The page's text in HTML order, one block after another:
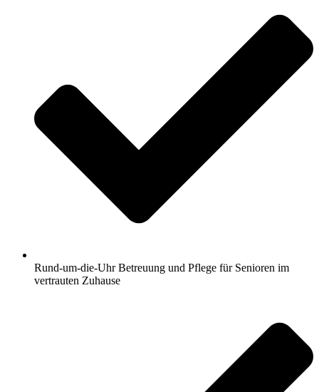
Rund-um-die-Uhr Betreuung und Pflege für Senioren im
vertrauten Zuhause